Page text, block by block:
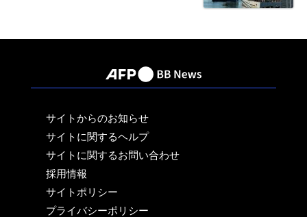
サイトからのお知らせ
サイトに関するヘルプ
サイトに関するお問い合わせ
採用情報
サイトポリシー
プライバシーポリシー